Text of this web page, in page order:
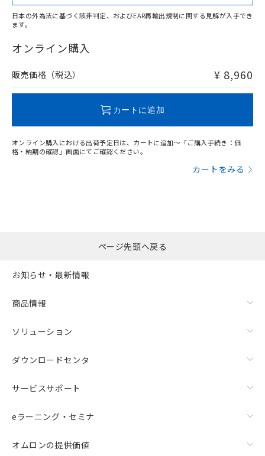
在庫等で未対応品が混在する可能性があります。
問い合わせください。
日本の外為法に基づく該非判定、およびEAR再輸出規制に関する見解が入手でき
ます。
オンライン購入
販売価格（税込） ¥ 8,960
カートに追加
オンライン購入における出荷予定日は、カートに追加～「ご購入手続き：価
格・納期の確認」画面にてご確認ください。
カートをみる
ページ先頭へ戻る
お知らせ・最新情報
商品情報
ソリューション
ダウンロードセンタ
サービスサポート
eラーニング・セミナ
オムロンの提供価値